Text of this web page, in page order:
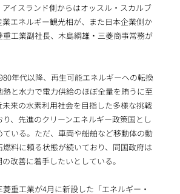
イスランド側からはオッスル・スカルブ
業エネルギー観光相が、また日本企業側か
重工業副社長、木島綱雄・三菱商事常務が
年代以降、再生可能エネルギーへの転換
と水力で電力供給のほぼ全量を賄うに至
未来の水素利用社会を目指した多様な挑戦
、先進のクリーンエネルギー政策国とし
いる。ただ、車両や船舶など移動体の動
料に頼る状態が続いており、同国政府は
改善に着手したいとしている。
重工業が4月に新設した「エネルギー・